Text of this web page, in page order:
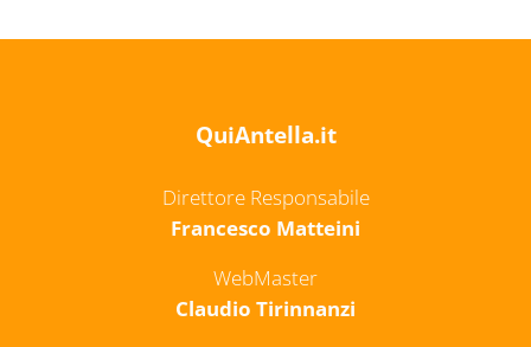
QuiAntella.it
Direttore Responsabile
Francesco Matteini
WebMaster
Claudio Tirinnanzi